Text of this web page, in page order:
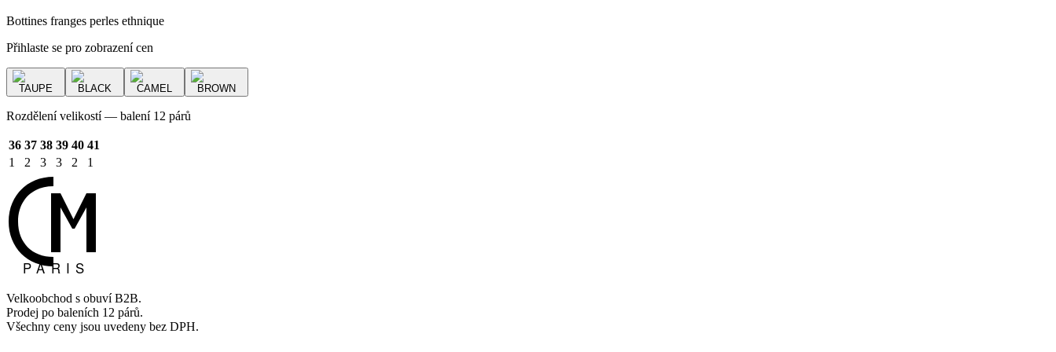
Bottines franges perles ethnique
Přihlaste se pro zobrazení cen
TAUPE BLACK CAMEL BROWN
Rozdělení velikostí — balení 12 párů
36 37 38 39 40 41
1
2 3 3 2 1
Velkoobchod s obuví B2B.
Prodej po baleních 12 párů.
Všechny ceny jsou uvedeny bez DPH.